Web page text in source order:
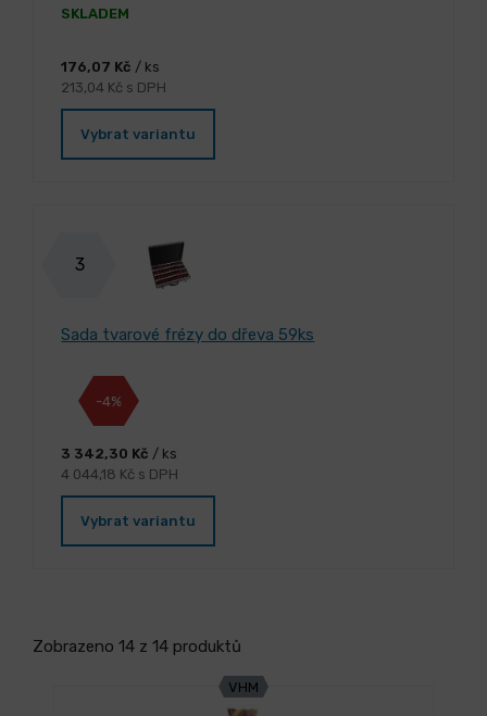
SKLADEM
176,07 Kč / ks
213,04 Kč s DPH
Vybrat variantu
3
Sada tvarové frézy do dřeva 59ks
-4%
3 342,30 Kč / ks
4 044,18 Kč s DPH
Vybrat variantu
Zobrazeno 14 z 14 produktů
VHM